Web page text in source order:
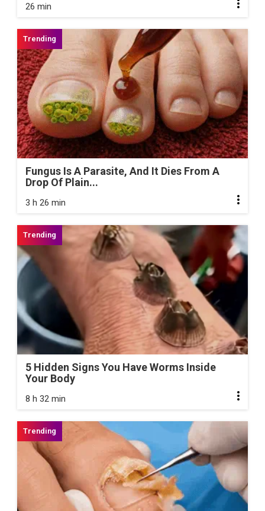
26 min
Fungus Is A Parasite, And It Dies From A
Drop Of Plain...
3 h 26 min
5 Hidden Signs You Have Worms Inside
Your Body
8 h 32 min